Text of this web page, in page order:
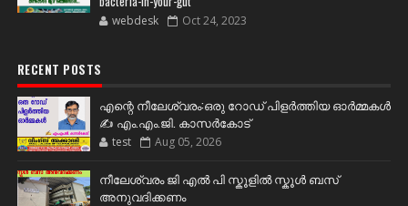
webdesk Oct 24, 2023
RECENT POSTS
എന്റെ നീലേശ്വരം:ഒരു റോഡ് പിളർത്തിയ ഓർമ്മകൾ
✍️ എം.എം.ജി. കാസർകോട്
test Aug 05, 2026
നീലേശ്വരം ജി എൽ പി സ്കൂളിൽ സ്കൂൾ ബസ്
അനുവദിക്കണം